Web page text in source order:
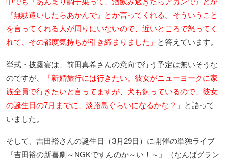
『無駄遣いしたらあかんで』とか言ってくれる。そういうこと
を言ってくれる人が周りにいないので、近いところで怒ってく
れて、その都度気持ちが引き締まりました」
と答えています。
挙式・披露宴は、前田真希さんの意向で行う予定は無いそうな
のですが、
「新婚旅行には行きたい。彼女がニューヨークに家
族全員で行きたいと言ってますが、犬も飼っているので、彼女
の誕生日の7月までに、淡路島ぐらいになるかな？」
と語って
いました。
そして、吉田裕さんの誕生日（3月29日）に開催の単独ライブ
『吉田裕の新喜劇～NGKですんのか～い！～』（なんばグラン